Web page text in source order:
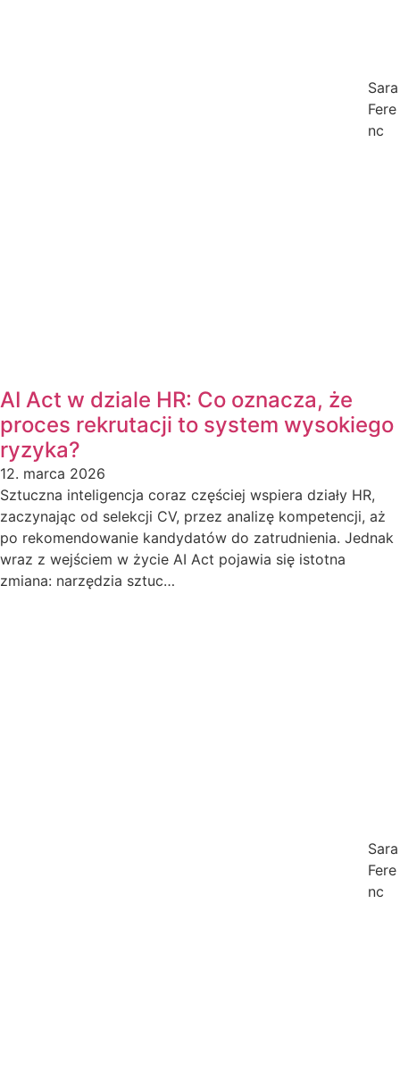
Sara
Fere
nc
AI Act w dziale HR: Co oznacza, że
proces rekrutacji to system wysokiego
ryzyka?
12. marca 2026
Sztuczna inteligencja coraz częściej wspiera działy HR,
zaczynając od selekcji CV, przez analizę kompetencji, aż
po rekomendowanie kandydatów do zatrudnienia. Jednak
wraz z wejściem w życie AI Act pojawia się istotna
zmiana: narzędzia sztuc…
Sara
Fere
nc